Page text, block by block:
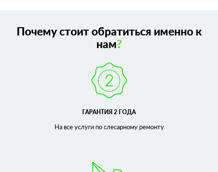
Почему стоит обратиться именно к
нам?
ГАРАНТИЯ 2 ГОДА
На все услуги по слесарномуремонту